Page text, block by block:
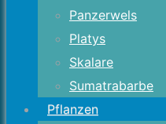
Panzerwels
Platys
Skalare
Sumatrabarbe
Pflanzen